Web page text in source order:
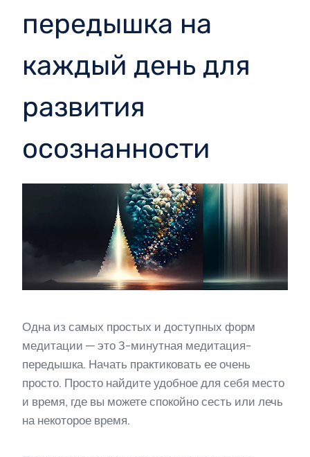
передышка на
каждый день для
развития
осознанности
Одна из самых простых и доступных форм
медитации — это 3-минутная медитация-
передышка. Начать практиковать ее очень
просто. Просто найдите удобное для себя место
и время, где вы можете спокойно сесть или лечь
на некоторое время.